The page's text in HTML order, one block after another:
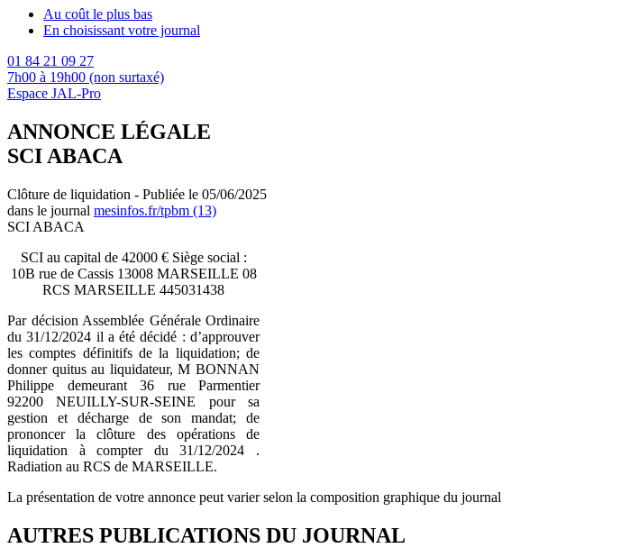
Au coût le plus bas
En choisissant votre journal
01 84 21 09 27
7h00 à 19h00 (non surtaxé)
Espace JAL-Pro
ANNONCE LÉGALE
SCI ABACA
Clôture de liquidation - Publiée le 05/06/2025
dans le journal mesinfos.fr/tpbm (13)
SCI ABACA
SCI au capital de 42000 € Siège social :
10B rue de Cassis 13008 MARSEILLE 08
RCS MARSEILLE 445031438
Par décision Assemblée Générale Ordinaire
du 31/12/2024 il a été décidé : d’approuver
les comptes définitifs de la liquidation; de
donner quitus au liquidateur, M BONNAN
Philippe demeurant 36 rue Parmentier
92200 NEUILLY-SUR-SEINE pour sa
gestion et décharge de son mandat; de
prononcer la clôture des opérations de
liquidation à compter du 31/12/2024 .
Radiation au RCS de MARSEILLE.
La présentation de votre annonce peut varier selon la composition graphique du journal
AUTRES PUBLICATIONS DU JOURNAL